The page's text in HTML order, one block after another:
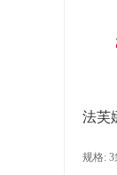
法芙
规格: 3